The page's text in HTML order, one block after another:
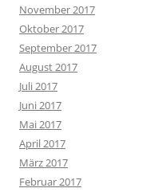
November 2017
Oktober 2017
September 2017
August 2017
Juli 2017
Juni 2017
Mai 2017
April 2017
März 2017
Februar 2017